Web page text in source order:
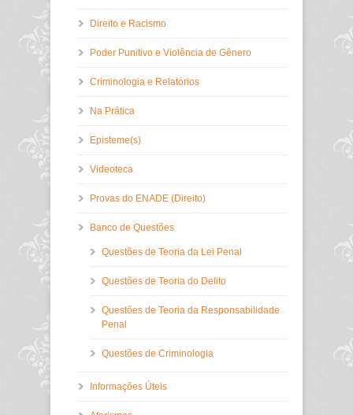
Direito e Racismo
Poder Punitivo e Violência de Gênero
Criminologia e Relatórios
Na Prática
Episteme(s)
Videoteca
Provas do ENADE (Direito)
Banco de Questões
Questões de Teoria da Lei Penal
Questões de Teoria do Delito
Questões de Teoria da Responsabilidade
Penal
Questões de Criminologia
Informações Úteis